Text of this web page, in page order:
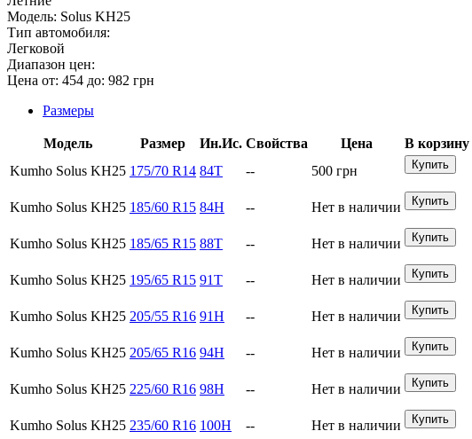
Модель: Solus KH25
Тип автомобиля:
Легковой
Диапазон цен:
Цена от: 454 до: 982 грн
Размеры
Модель Размер Ин.Ис. Свойства Цена
В корзину
Kumho Solus KH25 175/70 R14 84T -- 500 грн
Kumho Solus KH25 185/60 R15 84H -- Нет в наличии
Kumho Solus KH25 185/65 R15 88T -- Нет в наличии
Kumho Solus KH25 195/65 R15 91T -- Нет в наличии
Kumho Solus KH25 205/55 R16 91H -- Нет в наличии
Kumho Solus KH25 205/65 R16 94H -- Нет в наличии
Kumho Solus KH25 225/60 R16 98H -- Нет в наличии
Kumho Solus KH25 235/60 R16 100H -- Нет в наличии